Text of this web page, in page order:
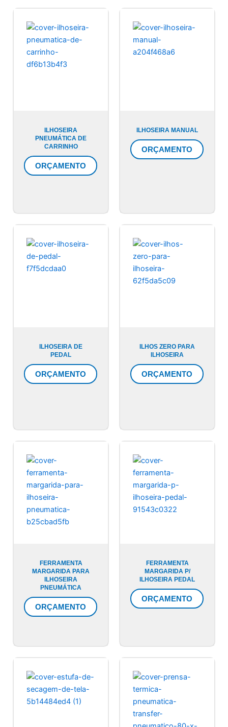
ILHOSEIRA
PNEUMÁTICA DE
CARRINHO
ORÇAMENTO
ILHOSEIRA MANUAL
ORÇAMENTO
ILHOSEIRA DE
PEDAL
ORÇAMENTO
ILHOS ZERO PARA
ILHOSEIRA
ORÇAMENTO
FERRAMENTA
MARGARIDA PARA
ILHOSEIRA
PNEUMÁTICA
ORÇAMENTO
FERRAMENTA
MARGARIDA P/
ILHOSEIRA PEDAL
ORÇAMENTO